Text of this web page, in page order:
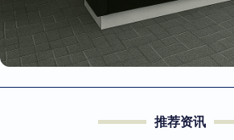
推荐资讯